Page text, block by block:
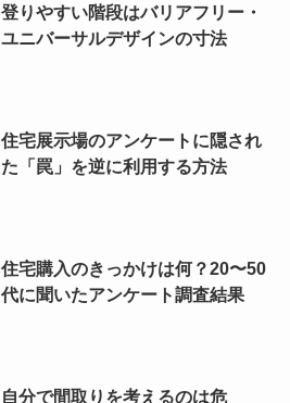
登りやすい階段はバリアフリー・
ユニバーサルデザインの寸法
住宅展示場のアンケートに隠され
た「罠」を逆に利用する方法
住宅購入のきっかけは何？20〜50
代に聞いたアンケート調査結果
自分で間取りを考えるのは危